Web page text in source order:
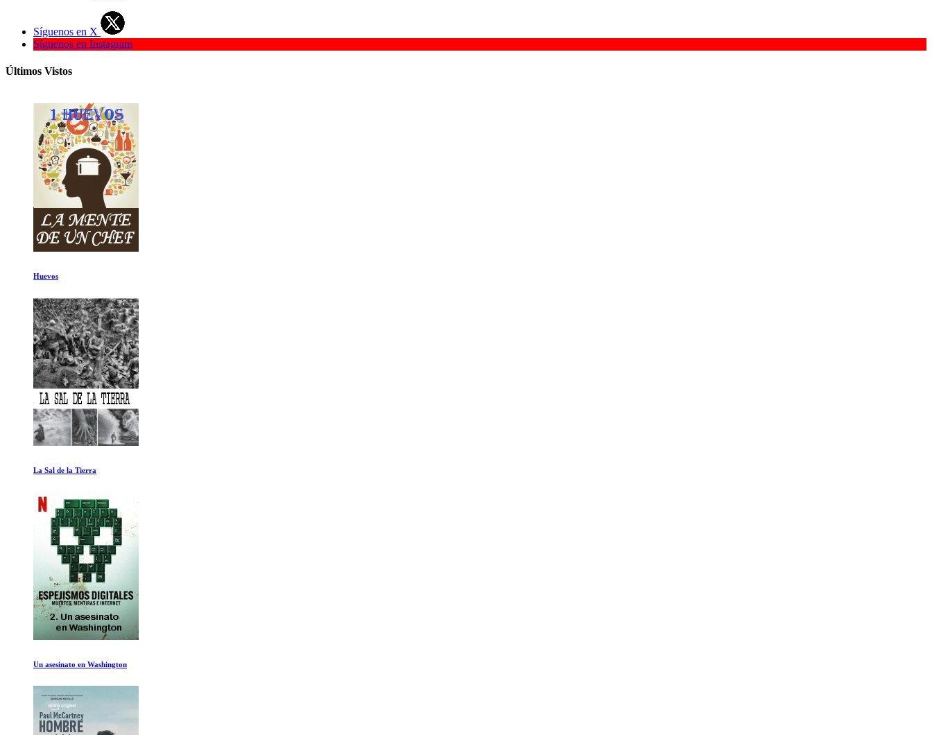
Síguenos en X
Síguenos en Instagram
Últimos Vistos
Friends: La reunion
David Attenborough: Una vida en nuestro planeta
Mel Brooks: El hombre de 99 años